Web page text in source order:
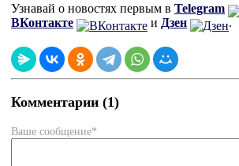
Узнавай о новостях первым в Telegram
ВКонтакте
и Дзен .
Комментарии (1)
Ваше сообщение*